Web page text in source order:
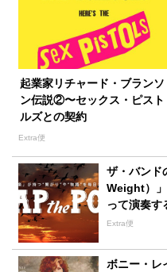
起業家リチャード・ブランソ
ン伝説②〜セックス・ピスト
ルズとの契約
Extra便
ザ・バンド
Weight）
って演奏す
Extra便
ボニー・レ